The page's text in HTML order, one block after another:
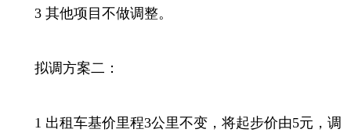
3 其他项目不做调整。
拟调方案二：
1 出租车基价里程3公里不变，将起步价由5元，调